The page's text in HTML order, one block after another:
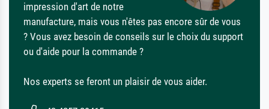
impression d'art de notre
manufacture, mais vous n'êtes pas encore sûr de vous
? Vous avez besoin de conseils sur le choix du support
ou d'aide pour la commande ?
Nos experts se feront un plaisir de vous aider.